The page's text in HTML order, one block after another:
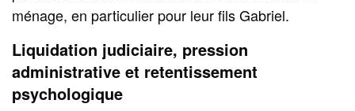
ménage, en particulier pour leur fils Gabriel.
Liquidation judiciaire, pression
administrative et retentissement
psychologique